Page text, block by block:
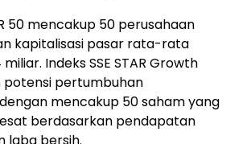
50 mencakup 50 perusahaan
kapitalisasi pasar rata-rata
Indeks SSE STAR Growth
pertumbuhan
mencakup 50 saham yang
berdasarkan pendapatan